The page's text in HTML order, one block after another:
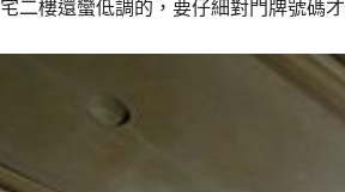
二樓還蠻低調的，要仔細對門牌號碼